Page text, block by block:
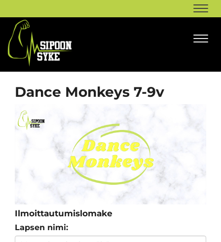
Dance Monkeys 7-9v
Ilmoittautumislomake
Lapsen nimi: